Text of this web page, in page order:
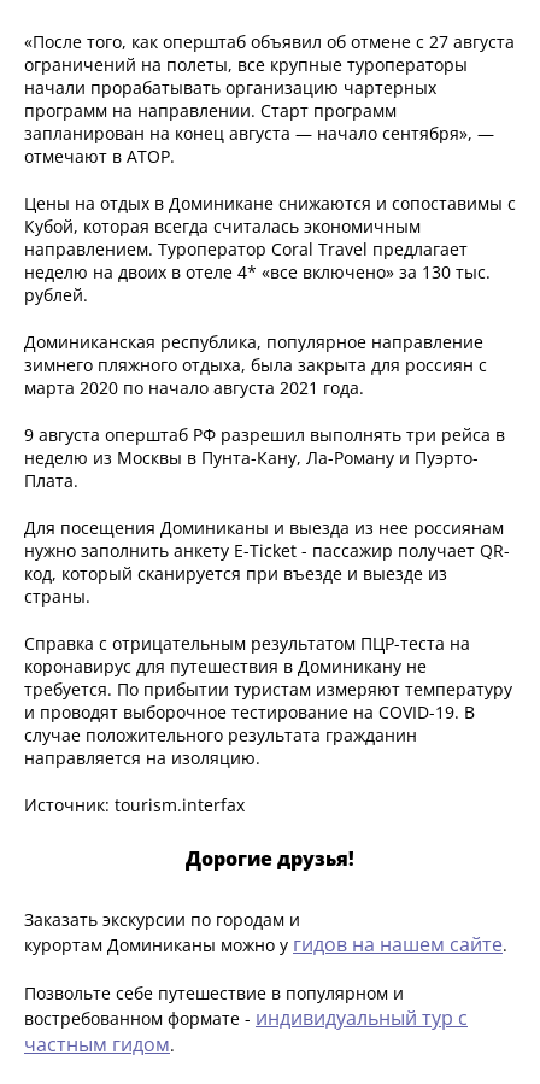
«После того, как оперштаб объявил об отмене с 27 августа
ограничений на полеты, все крупные туроператоры
начали прорабатывать организацию чартерных
программ на направлении. Старт программ
запланирован на конец августа — начало сентября», —
отмечают в АТОР.
Цены на отдых в Доминикане снижаются и сопоставимы с
Кубой, которая всегда считалась экономичным
направлением. Туроператор Coral Travel предлагает
неделю на двоих в отеле 4* «все включено» за 130 тыс.
рублей.
Доминиканская республика, популярное направление
зимнего пляжного отдыха, была закрыта для россиян с
марта 2020 по начало августа 2021 года.
9 августа оперштаб РФ разрешил выполнять три рейса в
неделю из Москвы в Пунта-Кану, Ла-Роману и Пуэрто-
Плата.
Для посещения Доминиканы и выезда из нее россиянам
нужно заполнить анкету E-Ticket - пассажир получает QR-
код, который сканируется при въезде и выезде из
страны.
Справка с отрицательным результатом ПЦР-теста на
коронавирус для путешествия в Доминикану не
требуется. По прибытии туристам измеряют температуру
и проводят выборочное тестирование на COVID-19. В
случае положительного результата гражданин
направляется на изоляцию.
Источник: tourism.interfax
Дорогие друзья!
Заказать экскурсии по городам и
курортам Доминиканы можно у гидов на нашем сайте.
Позвольте себе путешествие в популярном и
востребованном формате - индивидуальный тур с
частным гидом.